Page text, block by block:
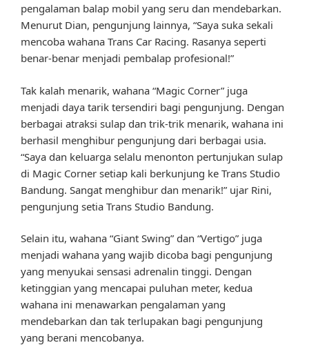
pengalaman balap mobil yang seru dan mendebarkan.
Menurut Dian, pengunjung lainnya, “Saya suka sekali
mencoba wahana Trans Car Racing. Rasanya seperti
benar-benar menjadi pembalap profesional!”
Tak kalah menarik, wahana “Magic Corner” juga
menjadi daya tarik tersendiri bagi pengunjung. Dengan
berbagai atraksi sulap dan trik-trik menarik, wahana ini
berhasil menghibur pengunjung dari berbagai usia.
“Saya dan keluarga selalu menonton pertunjukan sulap
di Magic Corner setiap kali berkunjung ke Trans Studio
Bandung. Sangat menghibur dan menarik!” ujar Rini,
pengunjung setia Trans Studio Bandung.
Selain itu, wahana “Giant Swing” dan “Vertigo” juga
menjadi wahana yang wajib dicoba bagi pengunjung
yang menyukai sensasi adrenalin tinggi. Dengan
ketinggian yang mencapai puluhan meter, kedua
wahana ini menawarkan pengalaman yang
mendebarkan dan tak terlupakan bagi pengunjung
yang berani mencobanya.